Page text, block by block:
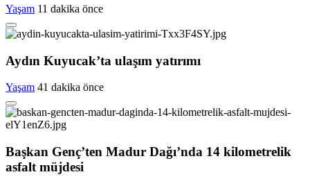
Yaşam 11 dakika önce
Aydın Kuyucak’ta ulaşım yatırımı
Yaşam 41 dakika önce
Başkan Genç’ten Madur Dağı’nda 14 kilometrelik
asfalt müjdesi